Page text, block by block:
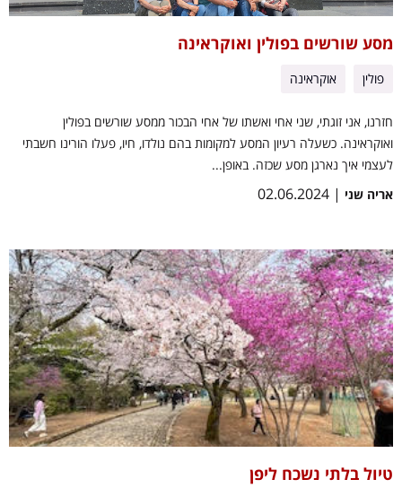
מסע שורשים בפולין ואוקראינה
פולין אוקראינה
חזרנו, אני זוגתי, שני אחי ואשתו של אחי הבכור ממסע שורשים בפולין
ואוקראינה. כשעלה רעיון המסע למקומות בהם נולדו, חיו, פעלו הורינו חשבתי
לעצמי איך נארגן מסע שכזה. באופן...
אריה שני | 02.06.2024
טיול בלתי נשכח ליפן